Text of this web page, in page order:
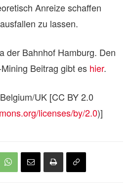
Anreize schaffen
zu lassen.
der Bahnhof Hamburg. Den
Beitrag gibt es hier.
UK [CC BY 2.0
licenses/by/2.0)]